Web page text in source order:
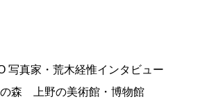
写真家・荒木経惟インタビュー
の森 上野の美術館・博物館